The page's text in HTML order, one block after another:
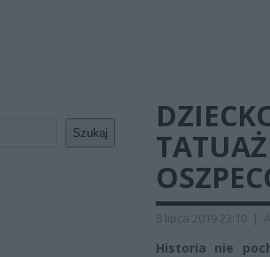
Szukaj
8 lipca 2019 23:10 |
Historia nie